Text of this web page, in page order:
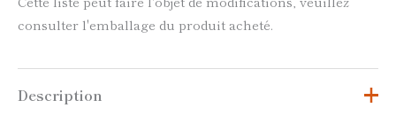
consulter l'emballage du produit acheté.
Description